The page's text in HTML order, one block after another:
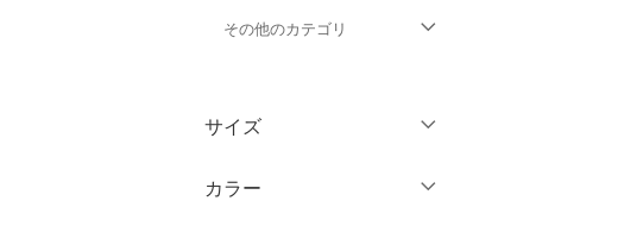
その他のカテゴリ
パンツ
ワンピース・ドレス
サイズ
カラー